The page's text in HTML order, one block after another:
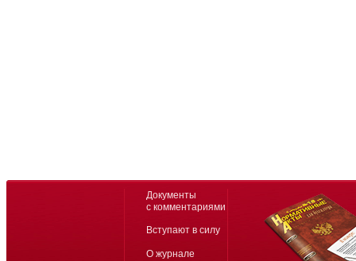
Документы
с комментариями
Вступают в силу
О журнале